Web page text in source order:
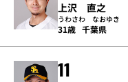
上沢 直之
うわさわ なおゆき
31歳 千葉県
11